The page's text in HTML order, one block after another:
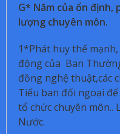
G* Năm của ổn
lượng chuyên môn.
1*Phát huy thế
động của Ban
đồng nghệ thuật,các
Tiểu ban đối ngoại
tổ chức chuyên môn..
Nước.